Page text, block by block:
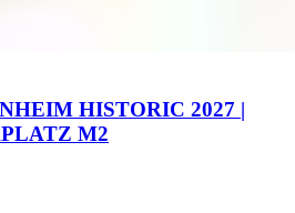
HISTORIC 2027 |
M2